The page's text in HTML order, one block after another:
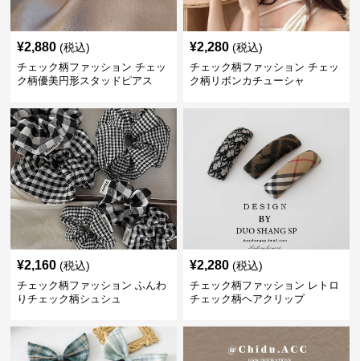
¥2,880 (税込)
チェック柄ファッション チェッ
ク柄優美円形スタッドピアス
¥2,280 (税込)
チェック柄ファッション チェッ
ク柄リボンカチューシャ
¥2,160 (税込)
チェック柄ファッション ふんわ
りチェック柄シュシュ
¥2,280 (税込)
チェック柄ファッション レトロ
チェック柄ヘアクリップ